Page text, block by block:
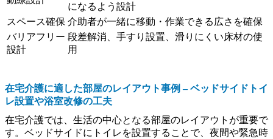
になるよう設計
スペース確保 介助者が一緒に移動・作業できる広さを確保
バリアフリー
設計
段差解消、手すり設置、滑りにくい床材の使
用
在宅介護に適した部屋のレイアウト事例 – ベッドサイドトイ
レ設置や浴室改修の工夫
在宅介護では、生活の中心となる部屋のレイアウトが重要で
す。ベッドサイドにトイレを設置することで、夜間や緊急時